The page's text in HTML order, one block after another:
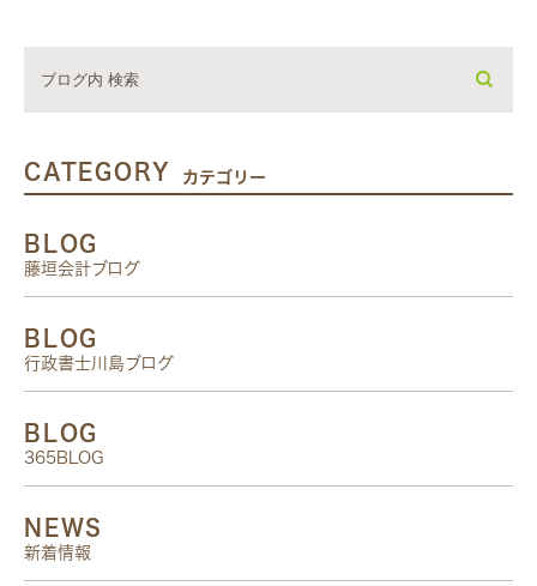
CATEGORY カテゴリー
BLOG
藤垣会計ブログ
BLOG
行政書士川島ブログ
BLOG
365BLOG
NEWS
新着情報